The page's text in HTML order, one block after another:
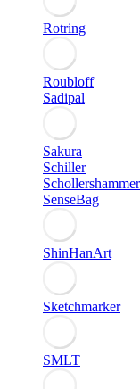
Rotring
Roubloff
Sadipal
Sakura
Schiller
Schollershammer
SenseBag
ShinHanArt
Sketchmarker
SMLT